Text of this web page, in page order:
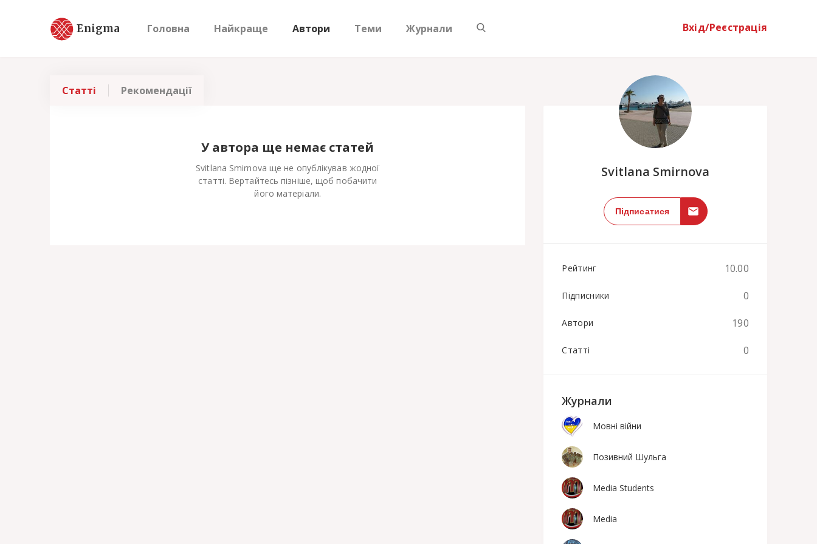
Enigma Головна Найкраще Автори Теми Журнали Вхід/Реєстрація
Svitlana Smirnova
Підписатися
Рейтинг 10.00
Підписники 0
Автори 190
Статті 0
Журнали
Мовні війни
Позивний Шульга
Media Students
Media
Статті Рекомендації
У автора ще немає статей
Svitlana Smirnova ще не опублікував жодної
статті. Вертайтесь пізніше, щоб побачити
його матеріали.